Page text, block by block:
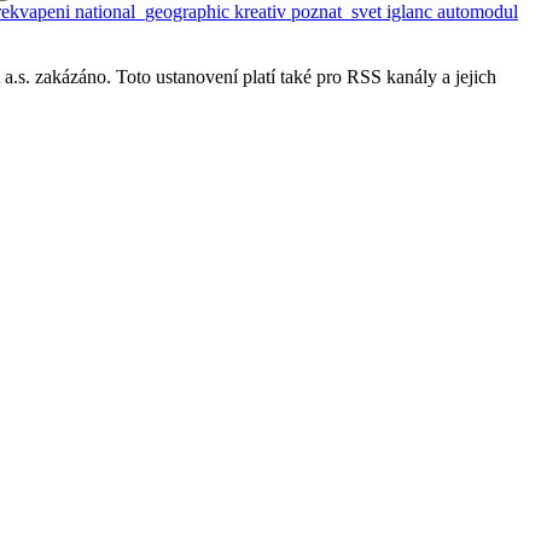
national_geographic kreativ poznat_svet iglanc automodul
zakázáno. Toto ustanovení platí také pro RSS kanály a jejich